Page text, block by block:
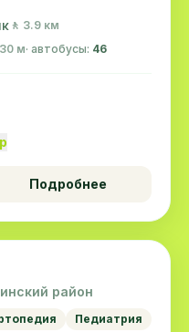
🚶 3.9 км
30 м· автобусы: 46
Подробнее
район
Педиатрия